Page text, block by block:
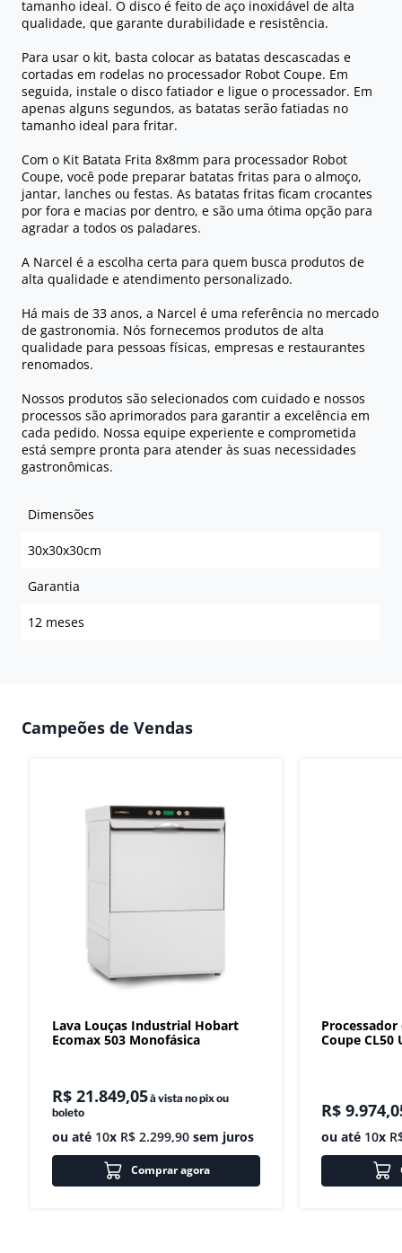
tamanho ideal. O disco é feito de aço inoxidável de alta
qualidade, que garante durabilidade e resistência.
Para usar o kit, basta colocar as batatas descascadas e
cortadas em rodelas no processador Robot Coupe. Em
seguida, instale o disco fatiador e ligue o processador. Em
apenas alguns segundos, as batatas serão fatiadas no
tamanho ideal para fritar.
Com o Kit Batata Frita 8x8mm para processador Robot
Coupe, você pode preparar batatas fritas para o almoço,
jantar, lanches ou festas. As batatas fritas ficam crocantes
por fora e macias por dentro, e são uma ótima opção para
agradar a todos os paladares.
A Narcel é a escolha certa para quem busca produtos de
alta qualidade e atendimento personalizado.
Há mais de 33 anos, a Narcel é uma referência no mercado
de gastronomia. Nós fornecemos produtos de alta
qualidade para pessoas físicas, empresas e restaurantes
renomados.
Nossos produtos são selecionados com cuidado e nossos
processos são aprimorados para garantir a excelência em
cada pedido. Nossa equipe experiente e comprometida
está sempre pronta para atender às suas necessidades
gastronômicas.
Dimensões
30x30x30cm
Garantia
12 meses
Campeões de Vendas
Lava Louças Industrial Hobart
Ecomax 503 Monofásica
R$ 21.849,05à vista no pix ou
boleto
ou até 10x R$ 2.299,90 sem juros
Comprar agora
Coupe CL50
R$ 9.974,
ou até 10x